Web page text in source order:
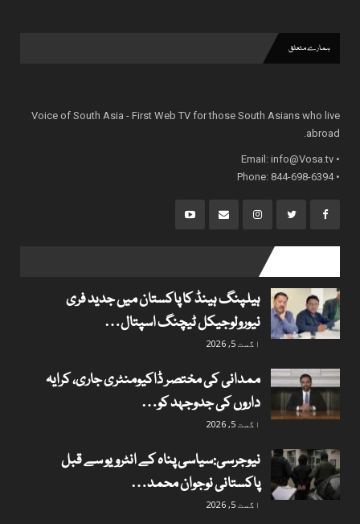
ہمارے متعلق
Voice of South Asia - First Web TV for those South Asians who live
abroad.
• Email:
info@Vosa.tv
• Phone: 844-698-6394
ہیلپنگ ہینڈ کا پاکستان میں جدید فری
نیورولوجیکل ٹیچنگ اسپتال…
اگست 5, 2026
ممدانی کی مختصر ڈاکیومنٹری جاری، کرایہ
داروں کی جدوجہد کو…
اگست 5, 2026
نیوجرسی:سیاسی پناہ کے انٹرویو سے قبل
پاکستانی نوجوان محمد…
اگست 5, 2026